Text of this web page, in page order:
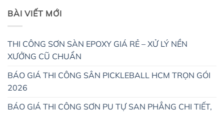
BÀI VIẾT MỚI
THI CÔNG SƠN SÀN EPOXY GIÁ RẺ – XỬ LÝ NỀN
XƯỞNG CŨ CHUẨN
BÁO GIÁ THI CÔNG SÂN PICKLEBALL HCM TRỌN GÓI
2026
BÁO GIÁ THI CÔNG SƠN PU TỰ SAN PHẲNG CHI TIẾT,